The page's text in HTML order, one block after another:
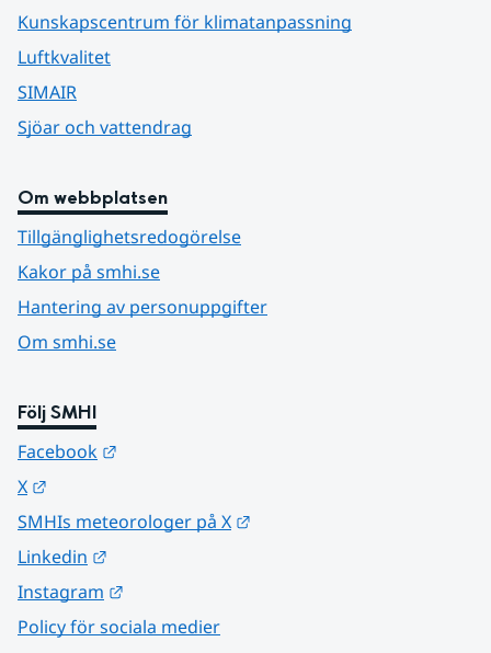
Kunskapscentrum för klimatanpassning
Luftkvalitet
SIMAIR
Sjöar och vattendrag
Om webbplatsen
Tillgänglighetsredogörelse
Kakor på smhi.se
Hantering av personuppgifter
Om smhi.se
Följ SMHI
Facebook
X
SMHIs meteorologer på X
Linkedin
Instagram
Policy för sociala medier